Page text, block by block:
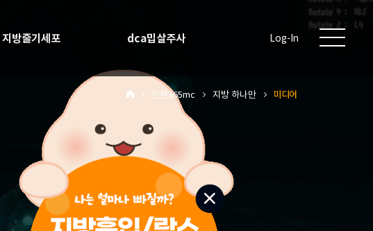
지방줄기세포 dca밉살주사 Log-In
인천365mc 지방 하나만 미디어